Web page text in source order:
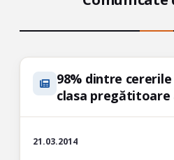
98% dintre
clasa pregătitoare
21.03.2014